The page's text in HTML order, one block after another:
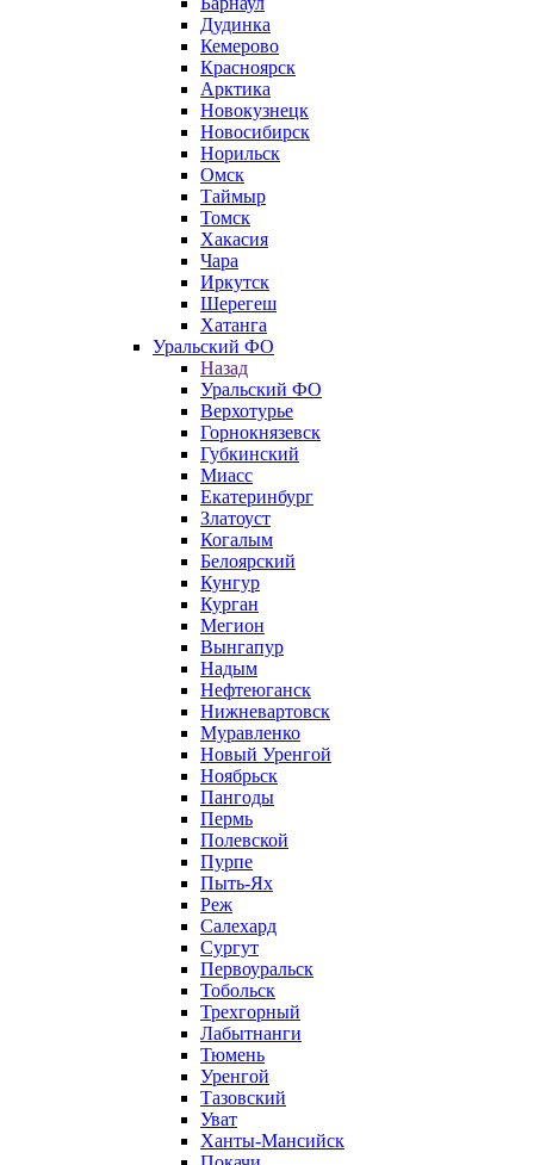
Дудинка
Кемерово
Красноярск
Арктика
Новокузнецк
Новосибирск
Норильск
Омск
Таймыр
Томск
Хакасия
Чара
Иркутск
Шерегеш
Хатанга
Уральский ФО
Назад
Уральский ФО
Верхотурье
Горнокнязевск
Губкинский
Миасс
Екатеринбург
Златоуст
Когалым
Белоярский
Кунгур
Курган
Мегион
Вынгапур
Надым
Нефтеюганск
Нижневартовск
Муравленко
Новый Уренгой
Ноябрьск
Пангоды
Пермь
Полевской
Пурпе
Пыть-Ях
Реж
Салехард
Сургут
Первоуральск
Тобольск
Трехгорный
Лабытнанги
Тюмень
Уренгой
Тазовский
Уват
Ханты-Мансийск